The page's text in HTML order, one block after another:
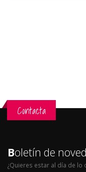
Contacta
Boletín de
¿Quieres estar al día de lo